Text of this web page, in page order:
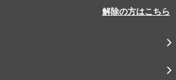
解除の方はこちら